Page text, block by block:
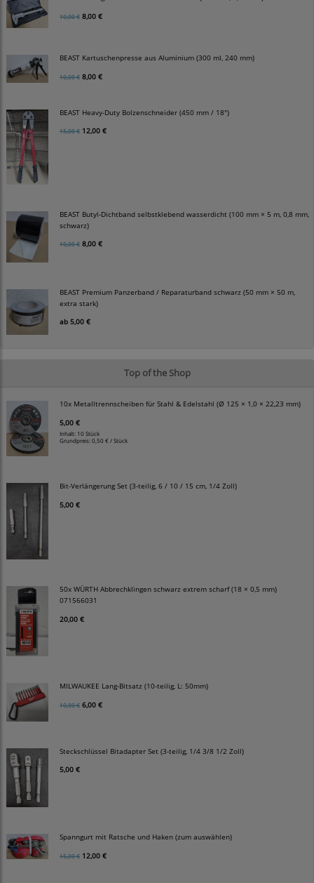
10,00 € 8,00 €
BEAST Kartuschenpresse aus Aluminium (300 ml, 240 mm)
10,00 € 8,00 €
BEAST Heavy-Duty Bolzenschneider (450 mm / 18")
15,00 € 12,00 €
BEAST Butyl-Dichtband selbstklebend wasserdicht (100 mm × 5 m, 0,8 mm,
schwarz)
10,00 € 8,00 €
BEAST Premium Panzerband / Reparaturband schwarz (50 mm × 50 m,
extra stark)
ab 5,00 €
Top of the Shop
10x Metalltrennscheiben für Stahl & Edelstahl (Ø 125 × 1,0 × 22,23 mm)
5,00 €
Inhalt: 10 Stück
Grundpreis:0,50 € / Stück
Bit-Verlängerung Set (3-teilig, 6 / 10 / 15 cm, 1/4 Zoll)
5,00 €
50x WÜRTH Abbrechklingen schwarz extrem scharf (18 × 0,5 mm)
071566031
20,00 €
MILWAUKEE Lang-Bitsatz (10-teilig, L: 50mm)
10,00 € 6,00 €
Steckschlüssel Bitadapter Set (3-teilig, 1/4 3/8 1/2 Zoll)
5,00 €
Spanngurt mit Ratsche und Haken (zum auswählen)
15,00 € 12,00 €